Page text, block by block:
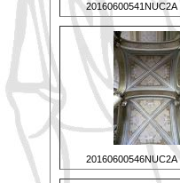
20160600541NUC2A
20160600546NUC2A